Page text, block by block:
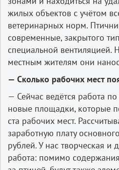
жилых объектов с учётом
ветеринарных норм.
современные, закрытого
специальной вентиляцией.
местным жителям они
— Сколько рабочих мест
— Сейчас ведётся работа
новые площадки, которые
ста рабочих мест.
заработную плату
рублей. У нас творческая и
работа: помимо